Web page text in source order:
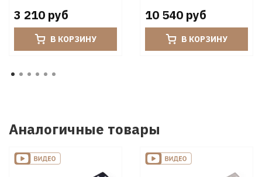
3 210 руб
В КОРЗИНУ
10 540 руб
В КОРЗИНУ
Аналогичные товары